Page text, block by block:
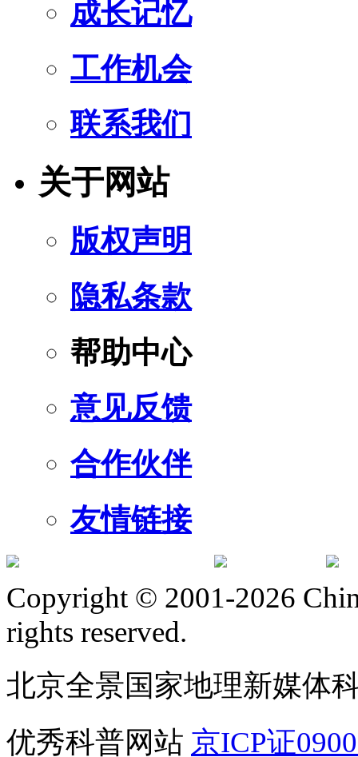
成长记忆
工作机会
联系我们
关于网站
版权声明
隐私条款
帮助中心
意见反馈
合作伙伴
友情链接
Copyright © 2001-2026
rights reserved.
北京全景国家地理新媒体
优秀科普网站 京ICP证